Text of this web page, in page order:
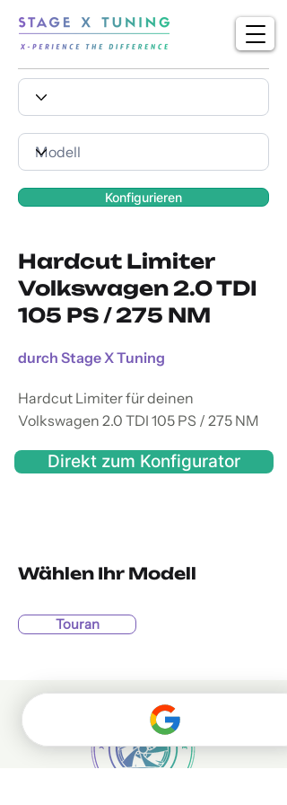
Konfigurieren
Hardcut Limiter
Volkswagen 2.0 TDI
105 PS / 275 NM
durch Stage X Tuning
Hardcut Limiter für deinen
Volkswagen 2.0 TDI 105 PS / 275 NM
Direkt zum Konfigurator
Wählen Ihr Modell
Touran